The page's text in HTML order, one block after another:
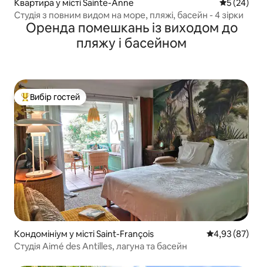
Квартира у місті Sainte-Anne Середня
5 (24)
Студія з повним видом на море, пляжі, басейн - 4 зірки
Оренда помешкань із виходом до
пляжу і басейном
Топ вибір гостей
Вибір гостей
Кондомініум у місті Saint-François Середня
4,93 (87)
Студія Aimé des Antilles, лагуна та басейн